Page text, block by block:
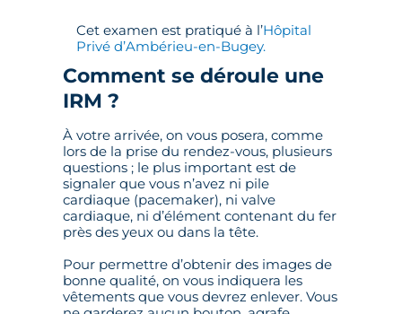
Cet examen est pratiqué à l’Hôpital
Privé d’Ambérieu-en-Bugey.
Comment se déroule une
IRM ?
À votre arrivée, on vous posera, comme
lors de la prise du rendez-vous, plusieurs
questions ; le plus important est de
signaler que vous n’avez ni pile
cardiaque (pacemaker), ni valve
cardiaque, ni d’élément contenant du fer
près des yeux ou dans la tête.
Pour permettre d’obtenir des images de
bonne qualité, on vous indiquera les
vêtements que vous devrez enlever. Vous